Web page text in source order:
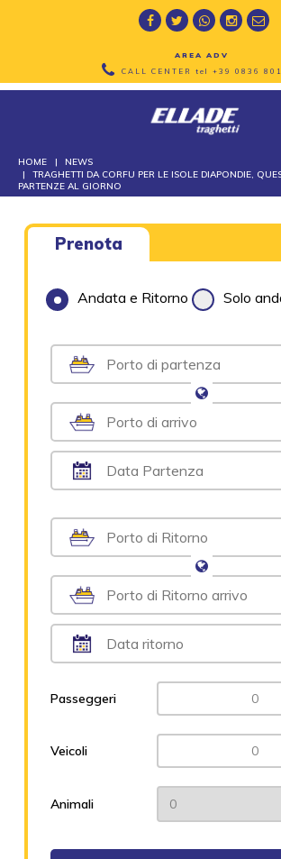
AREA ADV
CALL CENTER tel +39 0836
HOME
NEWS
TRAGHETTI DA CORFU PER LE ISOLE DIAPONDIE,
PARTENZE AL GIORNO
Prenota
Andata e Ritorno Solo
Passeggeri
Veicoli
Animali